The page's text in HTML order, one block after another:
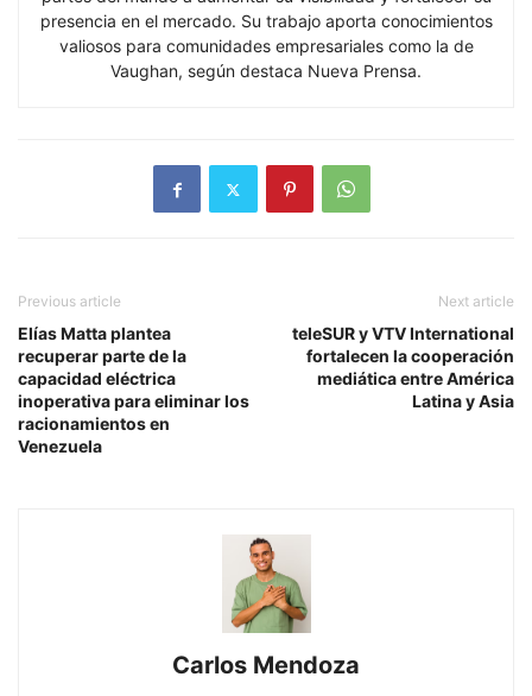
presencia en el mercado. Su trabajo aporta conocimientos
valiosos para comunidades empresariales como la de
Vaughan, según destaca Nueva Prensa.
Previous article
Elías Matta plantea
recuperar parte de la
capacidad eléctrica
inoperativa para eliminar los
racionamientos en
Venezuela
Next article
teleSUR y VTV International
fortalecen la cooperación
mediática entre América
Latina y Asia
Carlos Mendoza